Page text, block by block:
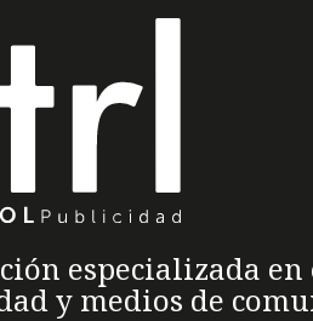
especializada
y medios de